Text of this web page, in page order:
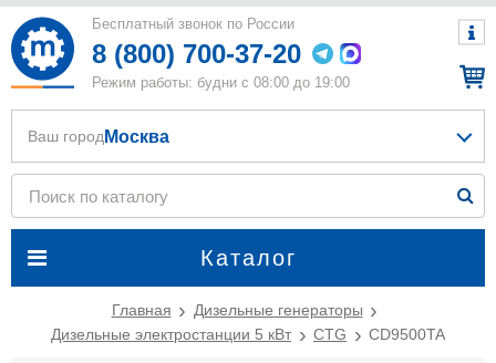
Бесплатный звонок по России
8 (800) 700-37-20
Режим работы: будни с 08:00 до 19:00
Каталог
Ваш город Москва
Главная
Дизельные генераторы
Дизельные электростанции 5 кВт
CTG CD9500TA